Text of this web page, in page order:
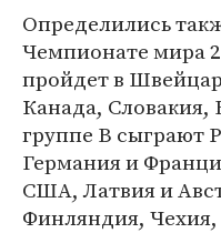
Определились
Чемпионате мира
пройдет в
Канада, Словакия,
группе B сыграют
Германия и
США, Латвия и
Финляндия,